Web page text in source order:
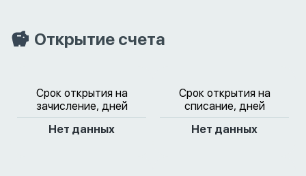
Открытие счета
Срок открытия на
зачисление, дней
Нет данных
Срок открытия на
списание, дней
Нет данных